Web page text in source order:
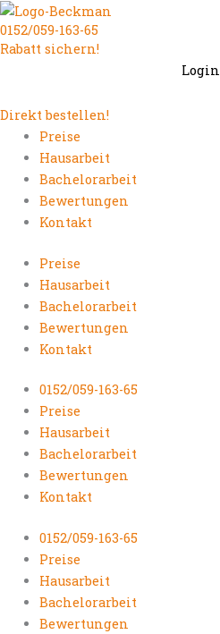
Zum
Inhalt
springen
0152/059-163-65
Rabatt sichern!
Login
Direkt bestellen!
Preise
Hausarbeit
Bachelorarbeit
Bewertungen
Kontakt
Preise
Hausarbeit
Bachelorarbeit
Bewertungen
Kontakt
0152/059-163-65
Preise
Hausarbeit
Bachelorarbeit
Bewertungen
Kontakt
0152/059-163-65
Preise
Hausarbeit
Bachelorarbeit
Bewertungen